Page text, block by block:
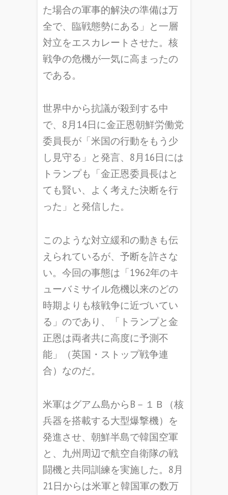
た場合の軍事的解決の準備は万
全で、臨戦態勢にある」と一層
対立をエスカレートさせた。核
戦争の危機が一気に高まったの
である。
世界中から抗議が殺到する中
で、8月14日に金正恩朝鮮労働党
委員長が「米国の行動をもう少
し見守る」と発言、8月16日には
トランプも「金正恩委員長はと
ても賢い、よく考えた決断を行
った」と発信した。
このような対立緩和の動きも伝
えられているが、予断を許さな
い。今回の事態は「1962年のキ
ューバミサイル危機以来のどの
時期よりも核戦争に近づいてい
る」のであり、「トランプと金
正恩は両者共に高度に予測不
能」（英国・ストップ戦争連
合）なのだ。
米軍はグアム島からB－１Ｂ（核
兵器を搭載する大型爆撃機）を
発進させ、朝鮮半島で韓国空軍
と、九州周辺で航空自衛隊の戦
闘機と共同訓練を実施した。8月
21日からは米軍と韓国軍の数万